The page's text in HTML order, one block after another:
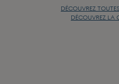
DÉCOUVREZ
DÉCOUVREZ LA